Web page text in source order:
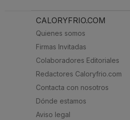
CALORYFRIO.COM
Quienes somos
Firmas Invitadas
Colaboradores Editoriales
Redactores Caloryfrio.com
Contacta con nosotros
Dónde estamos
Aviso legal